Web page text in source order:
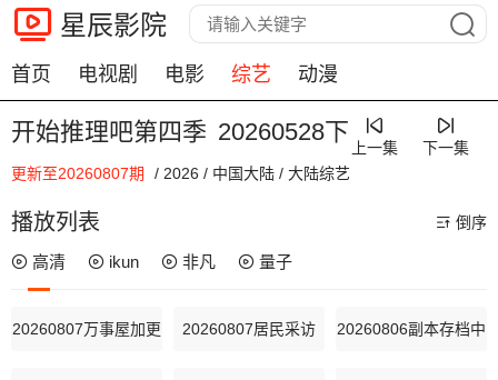
星辰影院
首页 电视剧 电影 综艺 动漫
开始推理吧第四季 20260528下
更新至20260807期 / 2026 / 中国大陆 / 大陆综艺
上一集 下一集
播放列表 倒序
高清 ikun 非凡 量子
20260807万事屋加更 20260807居民采访 20260806副本存档中